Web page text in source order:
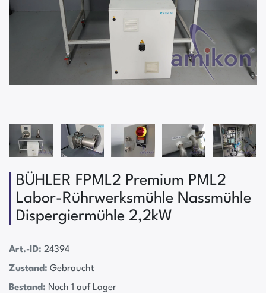
BÜHLER FPML2 Premium PML2
Labor-Rührwerksmühle Nassmühle
Dispergiermühle 2,2kW
Art.-ID: 24394
Zustand: Gebraucht
Bestand: Noch 1 auf Lager